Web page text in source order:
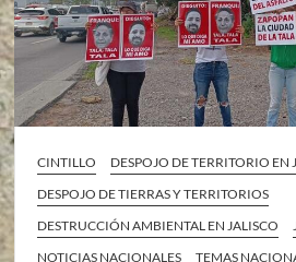
CINTILLO
DESPOJO DE TERRITORIO EN
DESPOJO DE TIERRAS Y TERRITORIOS
DESTRUCCIÓN AMBIENTAL EN JALISCO
NOTICIAS NACIONALES
TEMAS